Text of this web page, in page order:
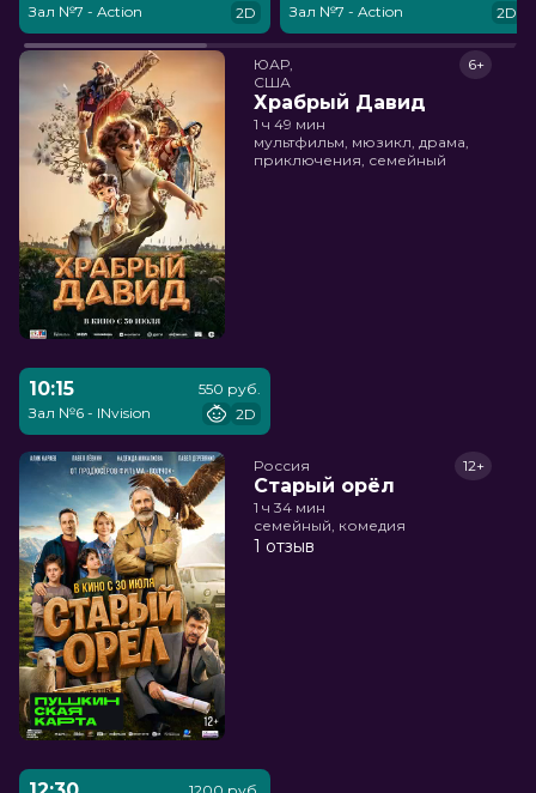
Зал №7 - Action
2D
Зал №7 - Action
2D
ЮАР,
США
Храбрый Давид
6+
1 ч 49 мин
мультфильм, мюзикл, драма,
приключения, семейный
10:15
Зал №6 - INvision
550 руб.
2D
Россия
Старый орёл
12+
1 ч 34 мин
семейный, комедия
1 отзыв
1200 руб.